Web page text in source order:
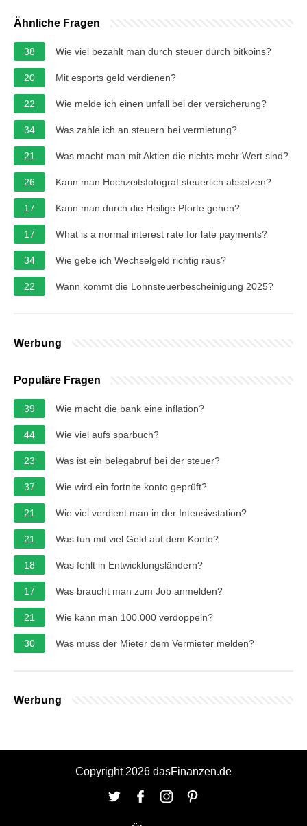
Ähnliche Fragen
38 Wie viel bezahlt man durch steuer durch bitkoins?
20 Mit esports geld verdienen?
22 Wie melde ich einen unfall bei der versicherung?
34 Was zahle ich an steuern bei vermietung?
21 Was macht man mit Aktien die nichts mehr Wert sind?
26 Kann man Hochzeitsfotograf steuerlich absetzen?
17 Kann man durch die Heilige Pforte gehen?
17 What is a normal interest rate for late payments?
34 Wie gebe ich Wechselgeld richtig raus?
22 Wann kommt die Lohnsteuerbescheinigung 2025?
Werbung
Populäre Fragen
39 Wie macht die bank eine inflation?
44 Wie viel aufs sparbuch?
23 Was ist ein belegabruf bei der steuer?
37 Wie wird ein fortnite konto geprüft?
21 Wie viel verdient man in der Intensivstation?
21 Was tun mit viel Geld auf dem Konto?
18 Was fehlt in Entwicklungsländern?
17 Was braucht man zum Job anmelden?
21 Wie kann man 100.000 verdoppeln?
30 Was muss der Mieter dem Vermieter melden?
Werbung
Copyright 2026 dasFinanzen.de